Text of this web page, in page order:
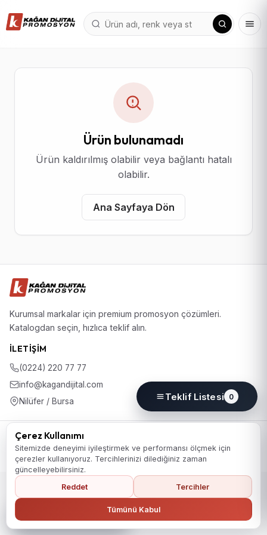
Ürün bulunamadı
Ürün kaldırılmış olabilir veya bağlantı hatalı
olabilir.
Ana Sayfaya Dön
Kurumsal markalar için premium promosyon çözümleri.
Katalogdan seçin, hızlıca teklif alın.
İLETIŞIM
(0224) 220 77 77
info@kagandijital.com
Nilüfer / Bursa
© 2026 KD Promosyon. Tüm hakları saklıdır.
KoleksiyonHakkımızdaİletişimKVKK Aydınlatma Metni
Gizlilik PolitikasıÇerez PolitikasıÇerez Tercihleri
Ana Sayfaya Dön
Teklif Listesi 0
Çerez Kullanımı
Sitemizde deneyimi iyileştirmek ve performansı ölçmek için
çerezler kullanıyoruz. Tercihlerinizi dilediğiniz zaman
güncelleyebilirsiniz.
Reddet
Tercihler
Tümünü Kabul